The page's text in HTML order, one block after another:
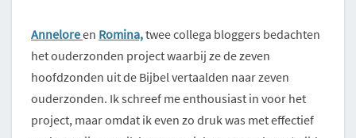
Anneloreen Romina,twee collega bloggers bedachten
het ouderzonden project waarbij ze de zeven
hoofdzonden uit de Bijbel vertaalden naar zeven
ouderzonden. Ik schreef me enthousiast in voor het
project, maar omdat ik even zo druk was met effectief